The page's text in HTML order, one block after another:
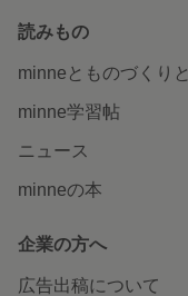
読みもの
minneとものづくりと
minne学習帖
ニュース
minneの本
企業の方へ
広告出稿について